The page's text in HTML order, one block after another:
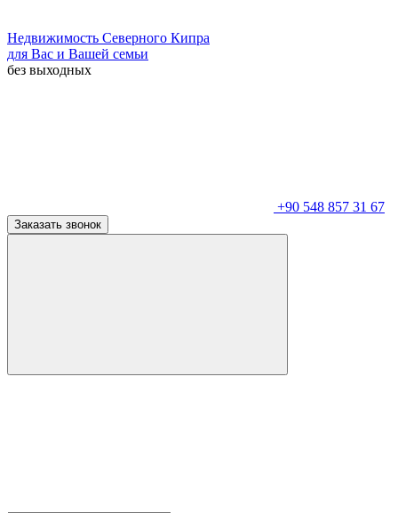
Недвижимость Северного Кипра
для Вас и Вашей семьи
без выходных
+90 548 857 31 67
Заказать звонок